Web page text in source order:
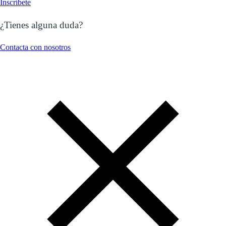
Inscríbete
¿Tienes alguna duda?
Contacta con nosotros